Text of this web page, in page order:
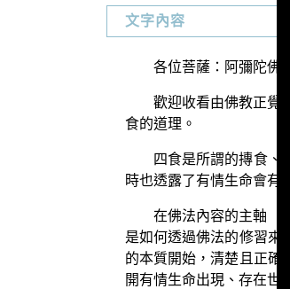
文字內容
各位菩薩：阿彌陀佛！
歡迎收看由佛教正覺
食的道理。
四食是所謂的摶食、
時也透露了有情生命會有
在佛法內容的主軸
是如何透過佛法的修習來
的本質開始，清楚且正確
開有情生命出現、存在世